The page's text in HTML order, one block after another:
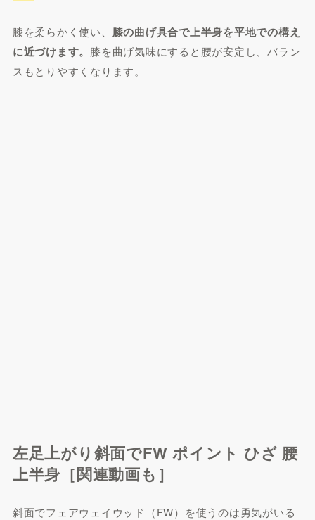
膝を柔らかく使い、 膝の曲げ具合で上半身を平地での構え
に近づけます。 膝を曲げ気味にすると腰が安定し、バラン
スもとりやすくなります。
左足上がり斜面でFW ポイント ひざ 腰
上半身［関連動画も］
斜面でフェアウェイウッド（FW）を使うのは勇気がいる